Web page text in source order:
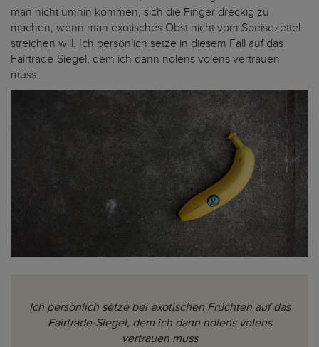
man nicht umhin kommen, sich die Finger dreckig zu
machen, wenn man exotisches Obst nicht vom Speisezettel
streichen will. Ich persönlich setze in diesem Fall auf das
Fairtrade-Siegel, dem ich dann nolens volens vertrauen
muss.
Ich persönlich setze bei exotischen Früchten auf das
Fairtrade-Siegel, dem ich dann nolens volens
vertrauen muss